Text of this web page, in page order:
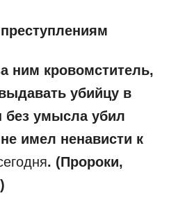
ним кровомститель,
убийцу в
без умысла убил
имел ненависти к
. (Пророки,